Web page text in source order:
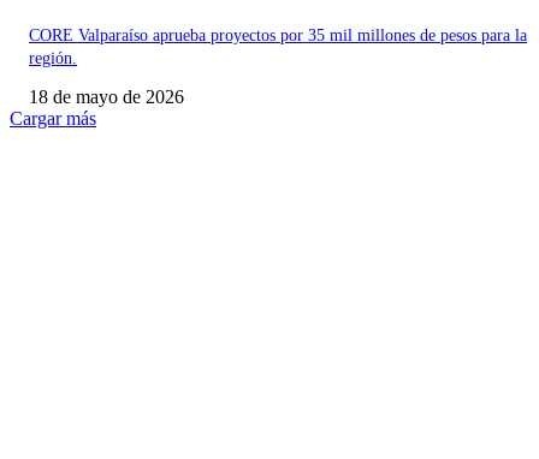
CORE Valparaíso aprueba proyectos por 35 mil millones de pesos para la
región.
18 de mayo de 2026
Cargar más